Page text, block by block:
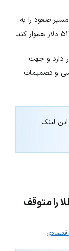
دلار می‌تواند مسیر صعود را به
دارد و جهت
و تصمیمات
لینک
را متوقف
اقتصادی